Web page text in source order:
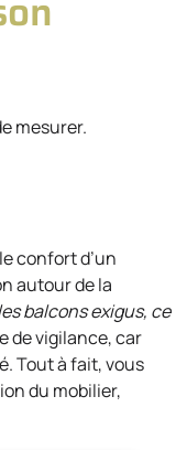
mesurer.
confort d’un
autour de la
balcons exigus, ce
de vigilance, car
Tout à fait, vous
du mobilier,